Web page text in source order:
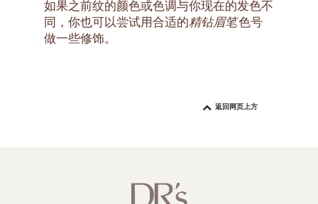
如果之前纹的颜色或色调与你现在的发色不
同，你也可以尝试用合适的精钻眉笔色号
做一些修饰。
返回网页上方